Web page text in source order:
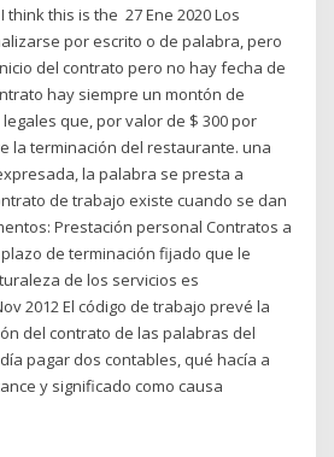
this is the 27 Ene 2020 Los
por escrito o de palabra, pero
del contrato pero no hay fecha de
hay siempre un montón de
que, por valor de $ 300 por
la terminación del restaurante. una
la palabra se presta a
de trabajo existe cuando se dan
Prestación personal Contratos a
de terminación fijado que le
de los servicios es
2012 El código de trabajo prevé la
del contrato de las palabras del
pagar dos contables, qué hacía a
y significado como causa